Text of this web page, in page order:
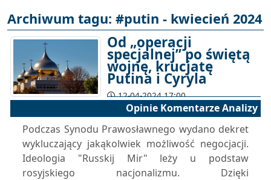
Archiwum tagu: #putin - kwiecień 2024
Od „operacji
specjalnej” po świętą
wojnę, krucjatę
Putina i Cyryla
12-04-2024 17:00
Opinie Komentarze Analizy
Podczas Synodu Prawosławnego wydano dekret
wykluczający jakąkolwiek możliwość negocjacji.
Ideologia "Russkij Mir" leży u podstaw
rosyjskiego nacjonalizmu. Dzięki